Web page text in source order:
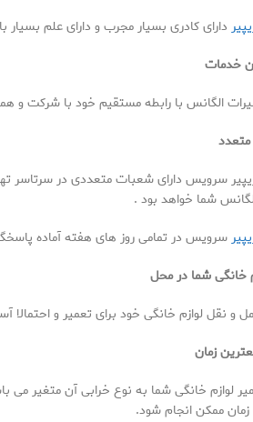
دارای کادری بسیار مجرب و دارای علم بسیار
خدمات
الگانس با رابطه مستقیم خود با شرکت و
سرویس دارای شعبات متعددی در سرتاسر
شما خواهد بود .
سرویس در تمامی روز های هفته آماده
خانگی شما در محل
و نقل لوازم خانگی خود برای تعمیر و
زمان
لوازم خانگی شما به نوع خرابی آن متغیر
ممکن انجام شود.